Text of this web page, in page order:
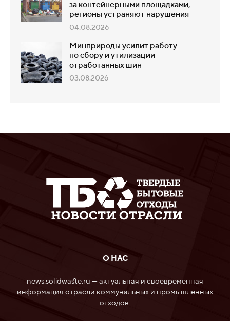
за контейнерными площадками,
регионы устраняют нарушения
04.08.2026
Минприроды усилит работу
по сбору и утилизации
отработанных шин
03.08.2026
О НАС
news.solidwaste.ru — актуальная и своевременная
информация отрасли коммунальных и промышленных
отходов.